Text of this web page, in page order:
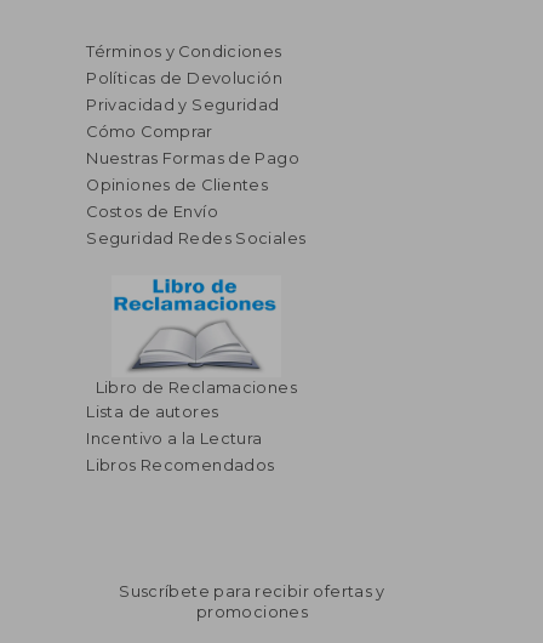
Términos y Condiciones
Políticas de Devolución
Privacidad y Seguridad
Cómo Comprar
Nuestras Formas de Pago
Opiniones de Clientes
Costos de Envío
Seguridad Redes Sociales
Libro de Reclamaciones
Lista de autores
Incentivo a la Lectura
Libros Recomendados
Suscríbete para recibir ofertas y
promociones